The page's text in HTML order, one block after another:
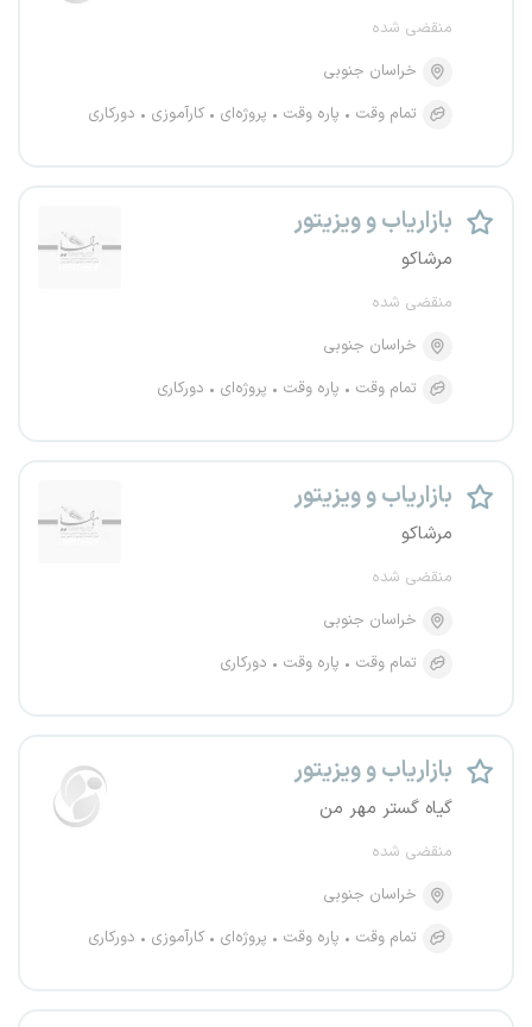
منقضی شده
خراسان جنوبی
تمام وقت
پاره وقت پروژه‌ای کارآموزی دورکاری
بازاریاب و ویزیتور
مرشاکو
منقضی شده
خراسان جنوبی
تمام وقت
پاره وقت پروژه‌ای دورکاری
بازاریاب و ویزیتور
مرشاکو
منقضی شده
خراسان جنوبی
تمام وقت
پاره وقت دورکاری
بازاریاب و ویزیتور
گیاه گستر مهر من
منقضی شده
خراسان جنوبی
تمام وقت
پاره وقت پروژه‌ای کارآموزی دورکاری